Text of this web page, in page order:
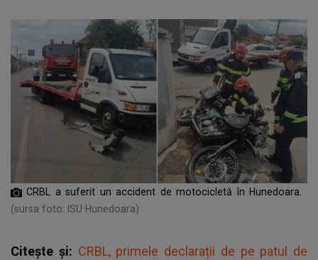
CRBL a suferit un accident de motocicletă în Hunedoara.
(sursa foto: ISU Hunedoara)
Citește și: CRBL, primele declarații de pe patul de